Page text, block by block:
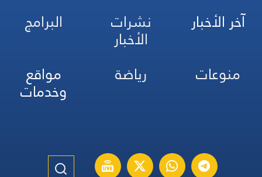
آخر الأخبار نشرات
الأخبار
البرامج
منوعات
رياضة مواقع
وخدمات